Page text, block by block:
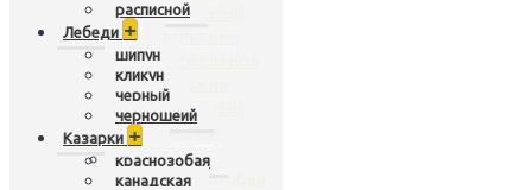
полярный
магелланов
андский
куринный
Казарки
+
краснозобая
расписной
Лебеди +
шипун
кликун
черный
черношеий
Казарки +
краснозобая
канадская